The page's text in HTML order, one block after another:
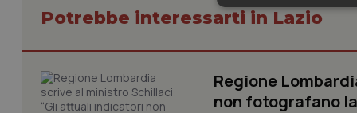
Potrebbe interessarti in Lazio
Regione
non fotografano